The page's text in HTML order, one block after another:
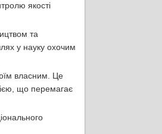
якості
та
у науку охочим
власним. Це
що перемагає